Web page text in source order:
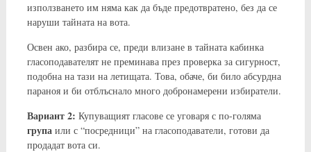
използването им няма как да бъде предотвратено, без да се
наруши тайната на вота.
Освен ако, разбира се, преди влизане в тайната кабинка
гласоподавателят не преминава през проверка за сигурност,
подобна на тази на летищата. Това, обаче, би било абсурдна
параноя и би отблъснало много добронамерени избиратели.
Вариант 2: Купуващият гласове се уговаря с по-голяма
групаили с “посредници” на гласоподаватели, готови да
продадат вота си.